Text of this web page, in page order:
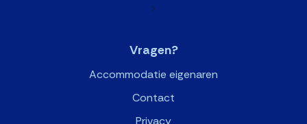
>
Vragen?
Accommodatie eigenaren
Contact
Privacy